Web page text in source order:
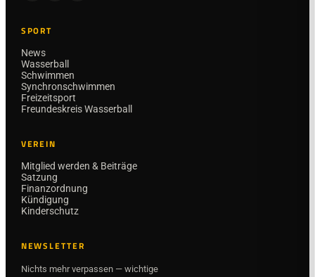
SPORT
News
Wasserball
Schwimmen
Synchronschwimmen
Freizeitsport
Freundeskreis Wasserball
VEREIN
Mitglied werden & Beiträge
Satzung
Finanzordnung
Kündigung
Kinderschutz
NEWSLETTER
Nichts mehr verpassen — wichtige